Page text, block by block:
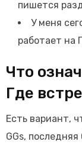
пишется
У меня
работает на
Что
Где
Есть вариант,
GGs,